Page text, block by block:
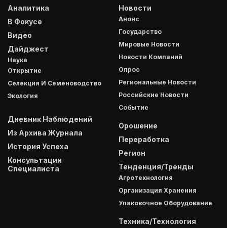
Аналитика
В Фокусе
Видео
Дайджест
Наука
Открытие
Селекция И Семеноводство
Экология
Дневник Наблюдений
Из Архива Журнала
История Успеха
Консультации
Специалиста
Новости
Анонс
Государство
Мировые Новости
Новости Компаний
Опрос
Региональные Новости
Российские Новости
Событие
Орошение
Переработка
Регион
Тенденция/Тренды
Агротехнология
Организация Хранения
Упаковочное Оборудование
Техника/Технология